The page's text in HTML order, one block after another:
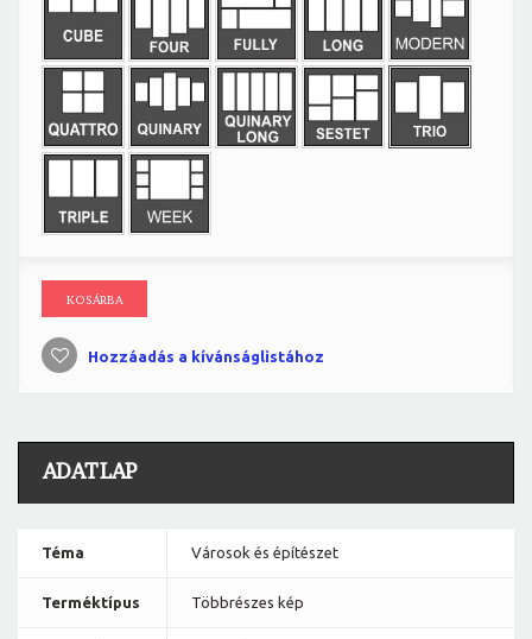
KOSÁRBA
Hozzáadás a kívánságlistához
ADATLAP
Téma Városok és építészet
Terméktípus Többrészes kép